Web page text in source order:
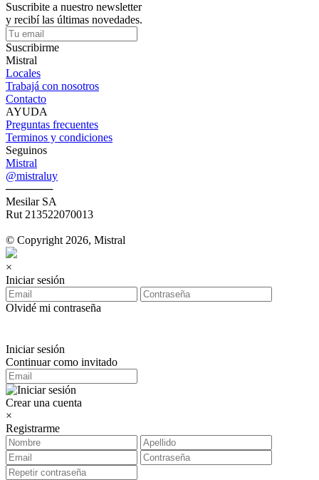
Suscribite a nuestro newsletter
y recibí las últimas novedades.
Suscribirme
Mistral
Locales
Trabajá con nosotros
Contacto
AYUDA
Preguntas frecuentes
Terminos y condiciones
Seguinos
Mistral
@mistraluy
──────
Mesilar SA
Rut 213522070013
© Copyright 2026, Mistral
×
Iniciar sesión
Olvidé mi contraseña
Iniciar sesión
Continuar como invitado
Crear una cuenta
×
Registrarme